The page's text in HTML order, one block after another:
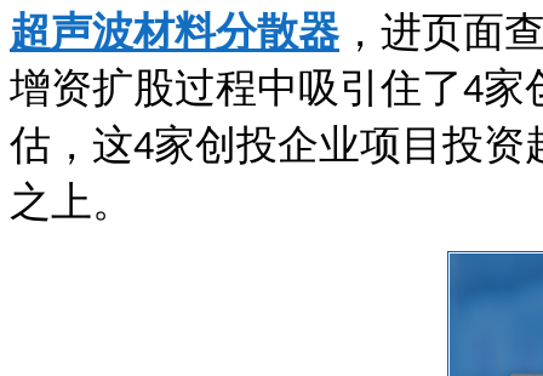
超声波材料分散器， 进页面
增资扩股过程中吸引住了4家
估，这4家创投企业项目投资
之上。